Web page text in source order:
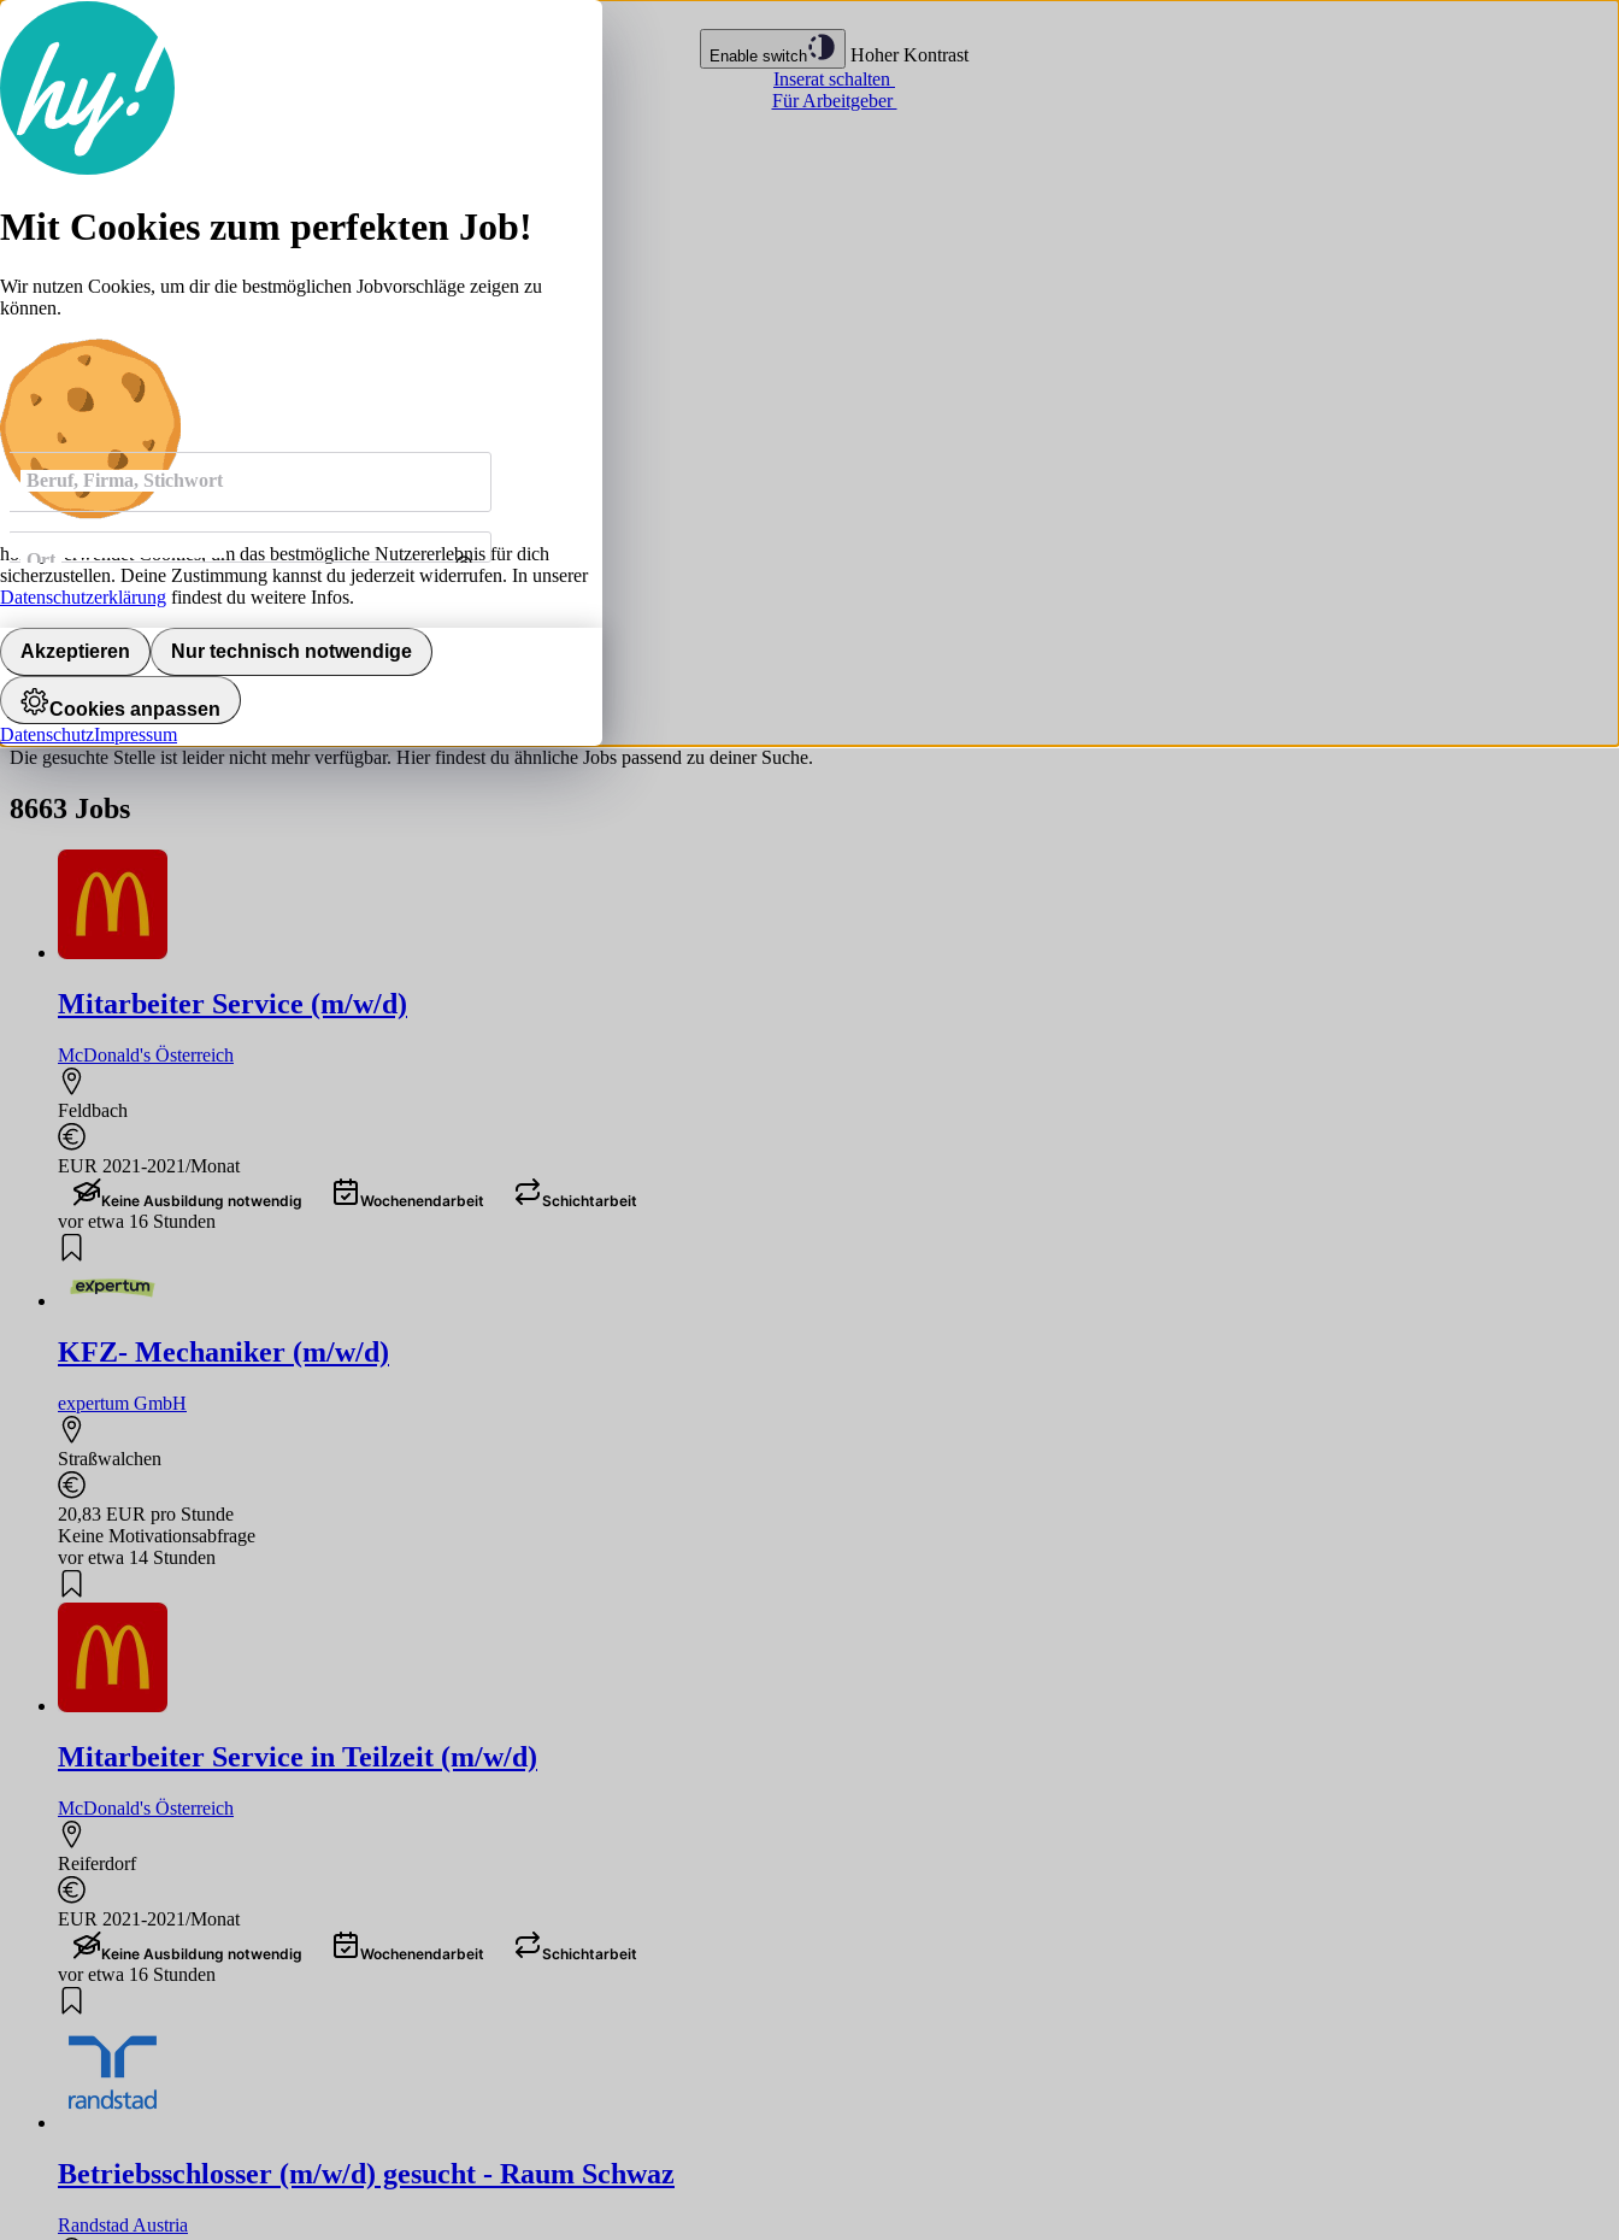
Enable switch
Hoher Kontrast
Inserat schalten
Für Arbeitgeber
Lebenslauf
Karriere-Tipps
Anmelden
Beruf, Firma, Stichwort
Ort
Umkreis
Jobs finden
Job nicht gefunden!
Die gesuchte Stelle ist leider nicht mehr verfügbar. Hier findest du ähnliche Jobs passend zu deiner Suche.
8663 Jobs
Mitarbeiter Service (m/w/d)
McDonald's Österreich
Feldbach
EUR 2021-2021/Monat
Keine Ausbildung notwendig Wochenendarbeit Schichtarbeit
vor etwa 16 Stunden
KFZ- Mechaniker (m/w/d)
expertum GmbH
Straßwalchen
20,83 EUR pro Stunde
Keine Motivationsabfrage
vor etwa 14 Stunden
Mitarbeiter Service in Teilzeit (m/w/d)
McDonald's Österreich
Reiferdorf
EUR 2021-2021/Monat
Keine Ausbildung notwendig Wochenendarbeit Schichtarbeit
vor etwa 16 Stunden
Betriebsschlosser (m/w/d) gesucht - Raum Schwaz
Randstad Austria
Mit Cookies zum perfekten Job!
Wir nutzen Cookies, um dir die bestmöglichen Jobvorschläge zeigen zu
können.
hokify verwendet Cookies, um das bestmögliche Nutzererlebnis für dich
sicherzustellen. Deine Zustimmung kannst du jederzeit widerrufen. In unserer
Datenschutzerklärung findest du weitere Infos.
Akzeptieren Nur technisch notwendige
Cookies anpassen
DatenschutzImpressum